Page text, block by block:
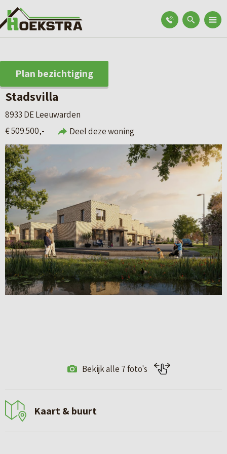
Plan bezichtiging
Stadsvilla
8933 DE Leeuwarden
€ 509.500,-
Deel deze woning
Bekijk alle 7 foto's
Kaart & buurt